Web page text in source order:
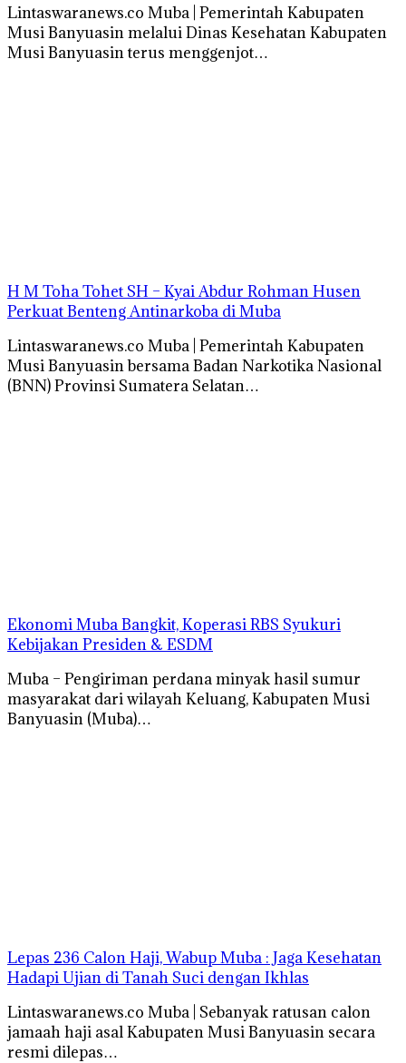
Lintaswaranews.co Muba | Pemerintah Kabupaten
Musi Banyuasin melalui Dinas Kesehatan Kabupaten
Musi Banyuasin terus menggenjot…
H M Toha Tohet SH – Kyai Abdur Rohman Husen
Perkuat Benteng Antinarkoba di Muba
Lintaswaranews.co Muba | Pemerintah Kabupaten
Musi Banyuasin bersama Badan Narkotika Nasional
(BNN) Provinsi Sumatera Selatan…
Ekonomi Muba Bangkit, Koperasi RBS Syukuri
Kebijakan Presiden & ESDM
Muba – Pengiriman perdana minyak hasil sumur
masyarakat dari wilayah Keluang, Kabupaten Musi
Banyuasin (Muba)…
Lepas 236 Calon Haji, Wabup Muba : Jaga Kesehatan
Hadapi Ujian di Tanah Suci dengan Ikhlas
Lintaswaranews.co Muba | Sebanyak ratusan calon
jamaah haji asal Kabupaten Musi Banyuasin secara
resmi dilepas…